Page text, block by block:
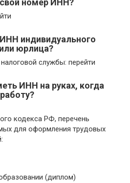
номер ИНН?
индивидуального
юрлица?
службы: перейти
ИНН на руках, когда
кодекса РФ, перечень
для оформления трудовых
(диплом)